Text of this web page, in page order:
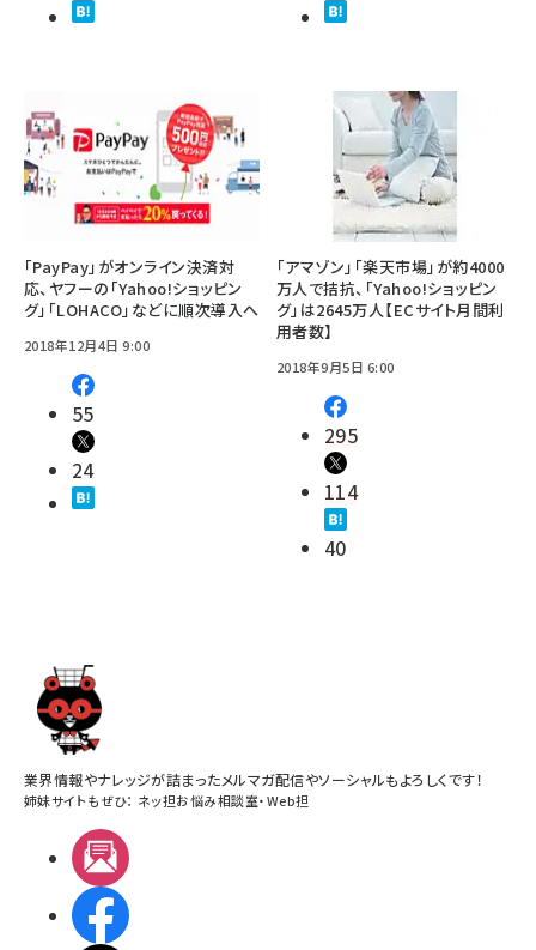
「PayPay」がオンライン決済対
応、ヤフーの「Yahoo!ショッピン
グ」「LOHACO」などに順次導入へ
2018年12月4日 9:00
55
24
「アマゾン」「楽天市場」が約4000
万人で拮抗、「Yahoo!ショッピン
グ」は2645万人【ECサイト月間利
用者数】
2018年9月5日 6:00
295
114
40
業界情報やナレッジが詰まったメルマガ配信やソーシャルもよろしくです！
姉妹サイトもぜひ： ネッ担お悩み相談室・Web担